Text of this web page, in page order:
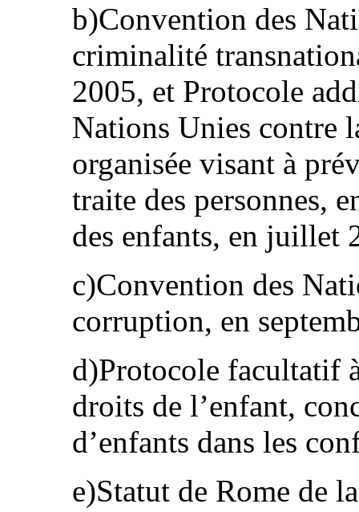
b)Convention des
criminalité
2005, et Protocole
Nations Unies contre
organisée visant à
traite des personnes,
des enfants, en juillet
c)Convention des
corruption, en
d)Protocole facultatif
droits de l’enfant,
d’enfants dans les
e)Statut de Rome de